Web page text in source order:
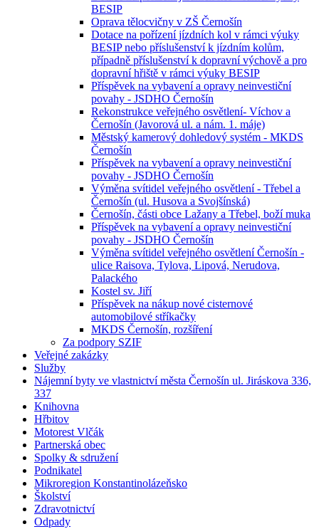
BESIP
Oprava tělocvičny v ZŠ Černošín
Dotace na pořízení jízdních kol v rámci výuky
BESIP nebo příslušenství k jízdním kolům,
případně příslušenství k dopravní výchově a pro
dopravní hřiště v rámci výuky BESIP
Příspěvek na vybavení a opravy neinvestiční
povahy - JSDHO Černošín
Rekonstrukce veřejného osvětlení- Víchov a
Černošín (Javorová ul. a nám. 1. máje)
Městský kamerový dohledový systém - MKDS
Černošín
Příspěvek na vybavení a opravy neinvestiční
povahy - JSDHO Černošín
Výměna svítidel veřejného osvětlení - Třebel a
Černošín (ul. Husova a Svojšínská)
Černošín, části obce Lažany a Třebel, boží muka
Příspěvek na vybavení a opravy neinvestiční
povahy - JSDHO Černošín
Výměna svítidel veřejného osvětlení Černošín -
ulice Raisova, Tylova, Lipová, Nerudova,
Palackého
Kostel sv. Jiří
Příspěvek na nákup nové cisternové
automobilové stříkačky
MKDS Černošín, rozšíření
Za podpory SZIF
Veřejné zakázky
Služby
Nájemní byty ve vlastnictví města Černošín ul. Jiráskova 336,
337
Knihovna
Hřbitov
Motorest Vlčák
Partnerská obec
Spolky & sdružení
Podnikatel
Mikroregion Konstantinolázeňsko
Školství
Zdravotnictví
Odpady